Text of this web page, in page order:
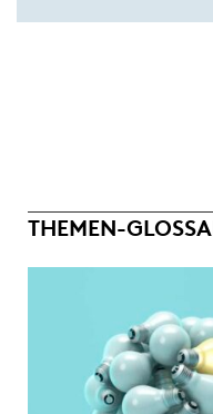
THEMEN-